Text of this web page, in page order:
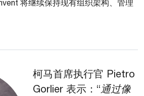
将继续保持现有组织架构、管理
柯马首席执行官 Pietro
Gorlier 表示：“通过像